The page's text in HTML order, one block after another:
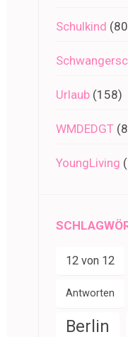
Schulkind
Urlaub (158)
WMDEDGT
YoungLiving
12 von 12
Antworten
Berlin